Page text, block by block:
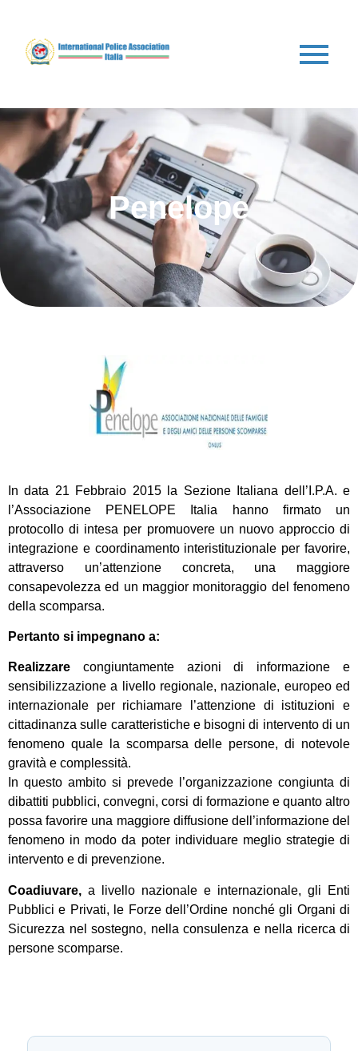
Penelope
In data 21 Febbraio 2015 la Sezione Italiana dell’I.P.A. e
l’Associazione
PENELOPE Italia hanno firmato un
protocollo di intesa per promuovere un nuovo approccio di
integrazione e coordinamento interistituzionale per favorire,
attraverso un’attenzione concreta, una maggiore
consapevolezza ed un maggior monitoraggio del fenomeno
della scomparsa.
Pertanto si impegnano a:
Realizzare congiuntamente azioni di informazione e
sensibilizzazione a livello regionale, nazionale, europeo ed
internazionale per richiamare l’attenzione di istituzioni e
cittadinanza sulle caratteristiche e bisogni di intervento di un
fenomeno quale la scomparsa delle persone, di notevole
gravità e complessità.
In questo ambito si prevede l’organizzazione congiunta di
dibattiti pubblici, convegni, corsi di formazione e quanto altro
possa favorire una maggiore diffusione dell’informazione del
fenomeno in modo da poter individuare meglio strategie di
intervento e di prevenzione.
Coadiuvare, a livello nazionale e internazionale, gli Enti
Pubblici e Privati, le Forze dell’Ordine nonché gli Organi di
Sicurezza nel sostegno, nella consulenza e nella ricerca di
persone scomparse.